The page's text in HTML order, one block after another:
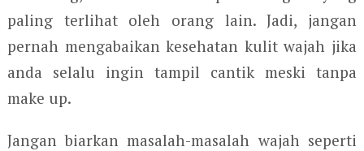
paling terlihat oleh orang lain. Jadi, jangan
pernah mengabaikan kesehatan kulit wajah jika
anda selalu ingin tampil cantik meski tanpa
make up.
Jangan biarkan masalah-masalah wajah seperti